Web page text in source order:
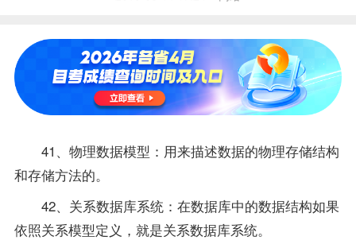
41、物理数据模型：用来描述数据的物理存储结构
和存储方法的。
42、关系数据库系统：在数据库中的数据结构如果
依照关系模型定义，就是关系数据库系统。